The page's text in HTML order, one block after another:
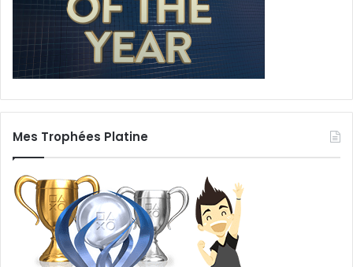
Mes Trophées Platine